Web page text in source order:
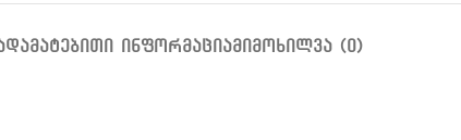
ᲓᲐᲛᲐᲢᲔᲑᲘᲗᲘ ᲘᲜᲤᲝᲠᲛᲐᲪᲘᲐᲛᲘᲛᲝᲮᲘᲚᲕᲐ (0)